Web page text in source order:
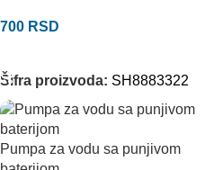
700 RSD
Šifra proizvoda: SH8883322
Pumpa za vodu sa punjivom